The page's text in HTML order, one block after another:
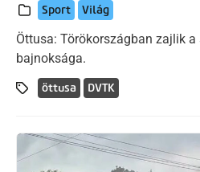
Sport Világ
Öttusa: Törökországban zajlik a
bajnoksága.
öttusa DVTK